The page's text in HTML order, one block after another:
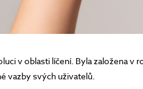
v oblasti líčení. Byla založena v
vazby svých uživatelů.